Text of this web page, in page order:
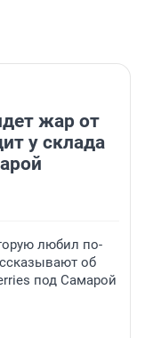
жар от
у склада
любил по-
об
под Самарой